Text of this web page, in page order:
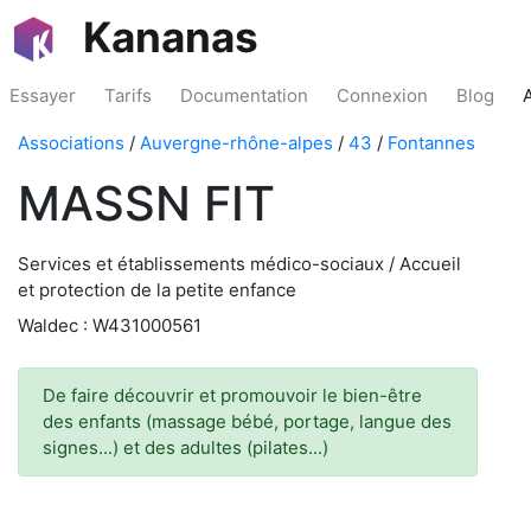
Kananas
Essayer Tarifs Documentation Connexion Blog
Associations / Auvergne-rhône-alpes / 43 / Fontannes
MASSN FIT
Services et établissements médico-sociaux / Accueil
et protection de la petite enfance
Waldec : W431000561
De faire découvrir et promouvoir le bien-être
des enfants (massage bébé, portage, langue des
signes...) et des adultes (pilates...)